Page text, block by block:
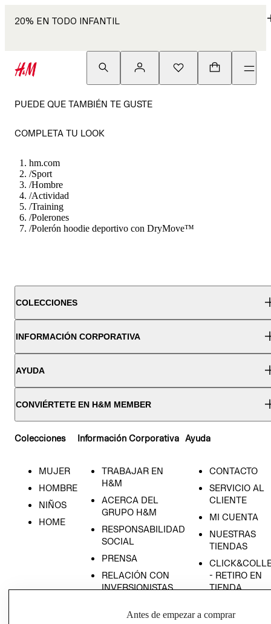
20% EN TODO INFANTIL
PUEDE QUE TAMBIÉN TE GUSTE
COMPLETA TU LOOK
hm.com
/Sport
/Hombre
/Actividad
/Training
/Polerones
/Polerón hoodie deportivo con DryMove™
COLECCIONES
INFORMACIÓN CORPORATIVA
AYUDA
CONVIÉRTETE EN H&M MEMBER
Colecciones
MUJER
HOMBRE
NIÑOS
HOME
Información Corporativa
TRABAJAR EN
H&M
ACERCA DEL
GRUPO H&M
RESPONSABILIDAD
SOCIAL
PRENSA
RELACIÓN CON
INVERSIONISTAS
EMPRESARIAL
Ayuda
CONTACTO
SERVICIO AL
CLIENTE
MI CUENTA
NUESTRAS
TIENDAS
- RETIRO EN
TIENDA
CONDICIONES
Antes de empezar a comprar